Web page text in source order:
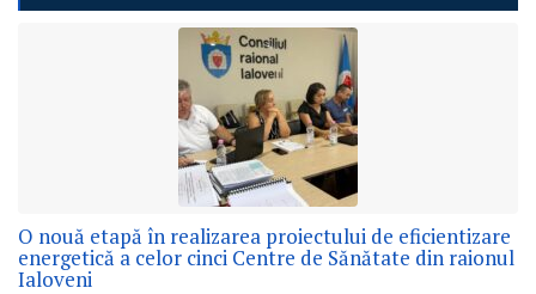
O nouă etapă în realizarea proiectului de eficientizare
energetică a celor cinci Centre de Sănătate din raionul
Ialoveni